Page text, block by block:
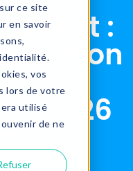
ce site
en savoir
vos
lors de votre
utilisé
de ne
à Flint :
2026